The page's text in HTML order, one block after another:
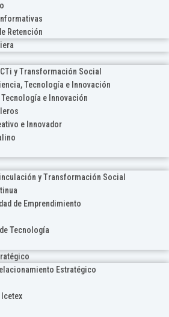
Retención
y Transformación Social
Tecnología e Innovación
e Innovación
e Innovador
y Transformación Social
de Emprendimiento
Tecnología
Estratégico